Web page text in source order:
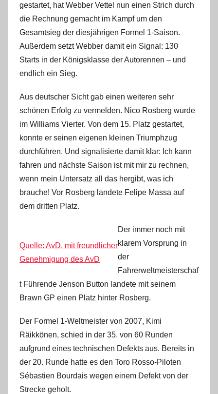
gestartet, hat Webber Vettel nun einen Strich durch
die Rechnung gemacht im Kampf um den
Gesamtsieg der diesjährigen Formel 1-Saison.
Außerdem setzt Webber damit ein Signal: 130
Starts in der Königsklasse der Autorennen – und
endlich ein Sieg.
Aus deutscher Sicht gab einen weiteren sehr
schönen Erfolg zu vermelden. Nico Rosberg wurde
im Williams Vierter. Von dem 15. Platz gestartet,
konnte er seinen eigenen kleinen Triumphzug
durchführen. Und signalisierte damit klar: Ich kann
fahren und nächste Saison ist mit mir zu rechnen,
wenn mein Untersatz all das hergibt, was ich
brauche! Vor Rosberg landete Felipe Massa auf
dem dritten Platz.
Quelle: AvD, mit freundlicher
Genehmigung des AvD
Der immer noch mit
klarem Vorsprung in
der
Fahrerweltmeisterschaf
t Führende Jenson Button landete mit seinem
Brawn GP einen Platz hinter Rosberg.
Der Formel 1-Weltmeister von 2007, Kimi
Räikkönen, schied in der 35. von 60 Runden
aufgrund eines technischen Defekts aus. Bereits in
der 20. Runde hatte es den Toro Rosso-Piloten
Sébastien Bourdais wegen einem Defekt von der
Strecke geholt.